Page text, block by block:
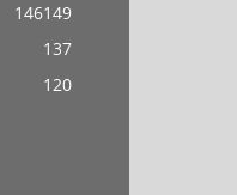
149
146
137
120